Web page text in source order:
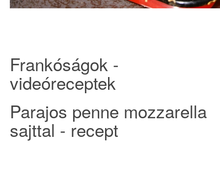
Frankóságok -
videóreceptek
Parajos penne mozzarella
sajttal - recept